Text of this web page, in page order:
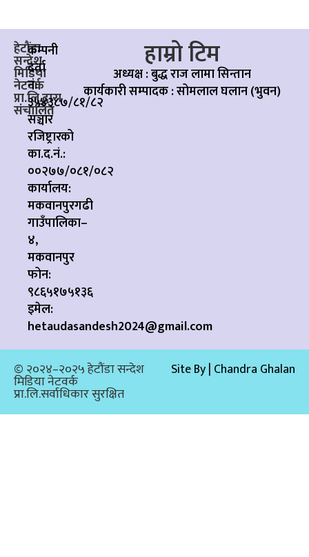
हेटौंडा
सन्देश
मिडिया
नेटवर्क
प्रा.लि.द्वारा
संचालित
कम्पनी
दर्ता
नं:
३५४३८७/८१/८२
सञ्चार
रजिष्ट्रारको
का.द.नं.:
००२७७/०८१/०८२
कार्यालय:
मकवानपुरगढी
गाउँपालिका–
४,
मकवानपुर
फोन:
९८६५१७५१३६
इमेल:
hetaudasandesh2024@gmail.com
हाम्रो टिम
अध्यक्ष : बुद्ध राज लामा सिन्तान
कार्यकारी सम्पादक :सोमलाल घलान (भुवन)
© २०२४–२०२५ हेटौंडा सन्देश
मिडिया नेटवर्क
प्रा.लि.सर्वाधिकार सुरक्षित​
Site By | Chandra Ghalan